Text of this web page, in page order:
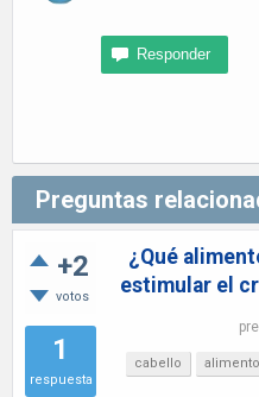
Preguntas
+2
votos
1
respuesta
¿Qué
estimular el
cabello